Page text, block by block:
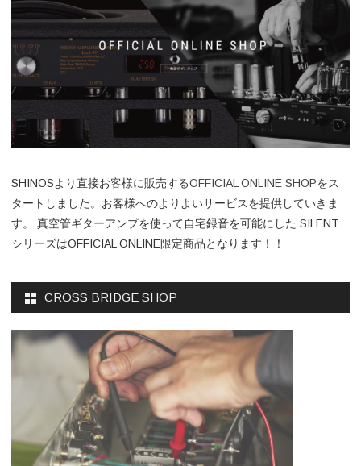
SHINOSより直接お客様に販売するOFFICIAL ONLINE SHOPをス
タートしました。お客様へのよりよいサービスを提供していきま
す。 真空管ギターアンプを使って自宅録音を可能にした SILENT
シリーズはOFFICIAL ONLINE限定商品となります！！
CROSS BRIDGE SHOP